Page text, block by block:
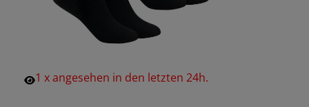
1 xangesehen in den letzten 24h.